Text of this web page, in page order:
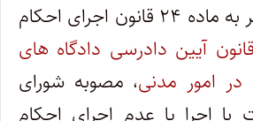
بنا به مراتب و نظر به ماده ۲۴ قانون اجرای احکام
قانون آیین دادرسی دادگاه های
امور مدنی، مصوبه شورای
با اجرا یا عدم اجرای احکام